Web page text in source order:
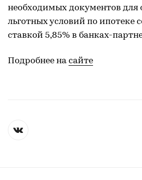
необходимых документов для
льготных условий по ипотеке
ставкой 5,85% в банках-
Подробнее на сайте